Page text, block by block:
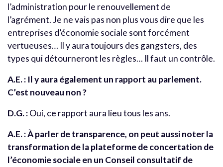
l’administration pour le renouvellement de
l’agrément. Je ne vais pas non plus vous dire que les
entreprises d’économie sociale sont forcément
vertueuses… Il y aura toujours des gangsters, des
types qui détourneront les règles… Il faut un contrôle.
A.E. : Il y aura également un rapport au parlement.
C’est nouveau non ?
D.G. :Oui, ce rapport aura lieu tous les ans.
A.E. : À parler de transparence, on peut aussi noter la
transformation de la plateforme de concertation de
l’économie sociale en un Conseil consultatif de